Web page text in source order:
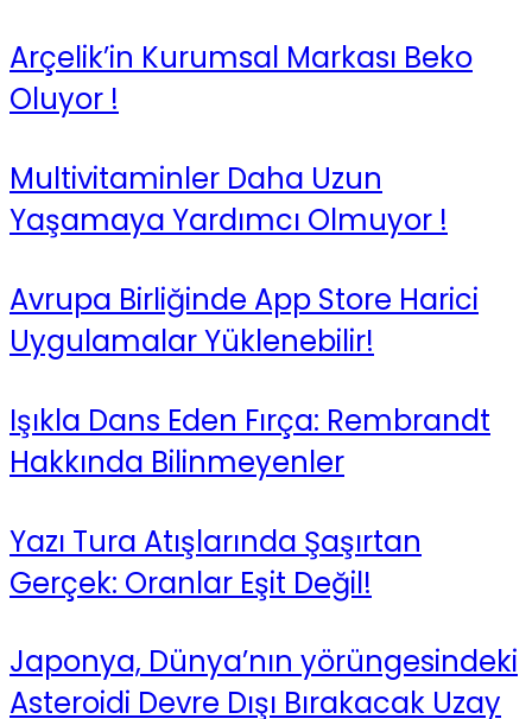
Arçelik’in Kurumsal Markası Beko
Oluyor !
Multivitaminler Daha Uzun
Yaşamaya Yardımcı Olmuyor !
Avrupa Birliğinde App Store Harici
Uygulamalar Yüklenebilir!
Işıkla Dans Eden Fırça: Rembrandt
Hakkında Bilinmeyenler
Yazı Tura Atışlarında Şaşırtan
Gerçek: Oranlar Eşit Değil!
Japonya, Dünya’nın yörüngesindeki
Asteroidi Devre Dışı Bırakacak Uzay